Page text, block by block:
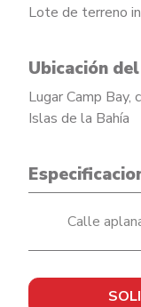
Lote de terreno
Ubicación
Lugar Camp Bay,
Islas de la Bahía
Calle